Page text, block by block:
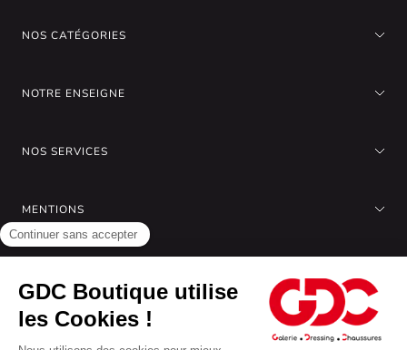
NOS CATÉGORIES
NOTRE ENSEIGNE
NOS SERVICES
MENTIONS